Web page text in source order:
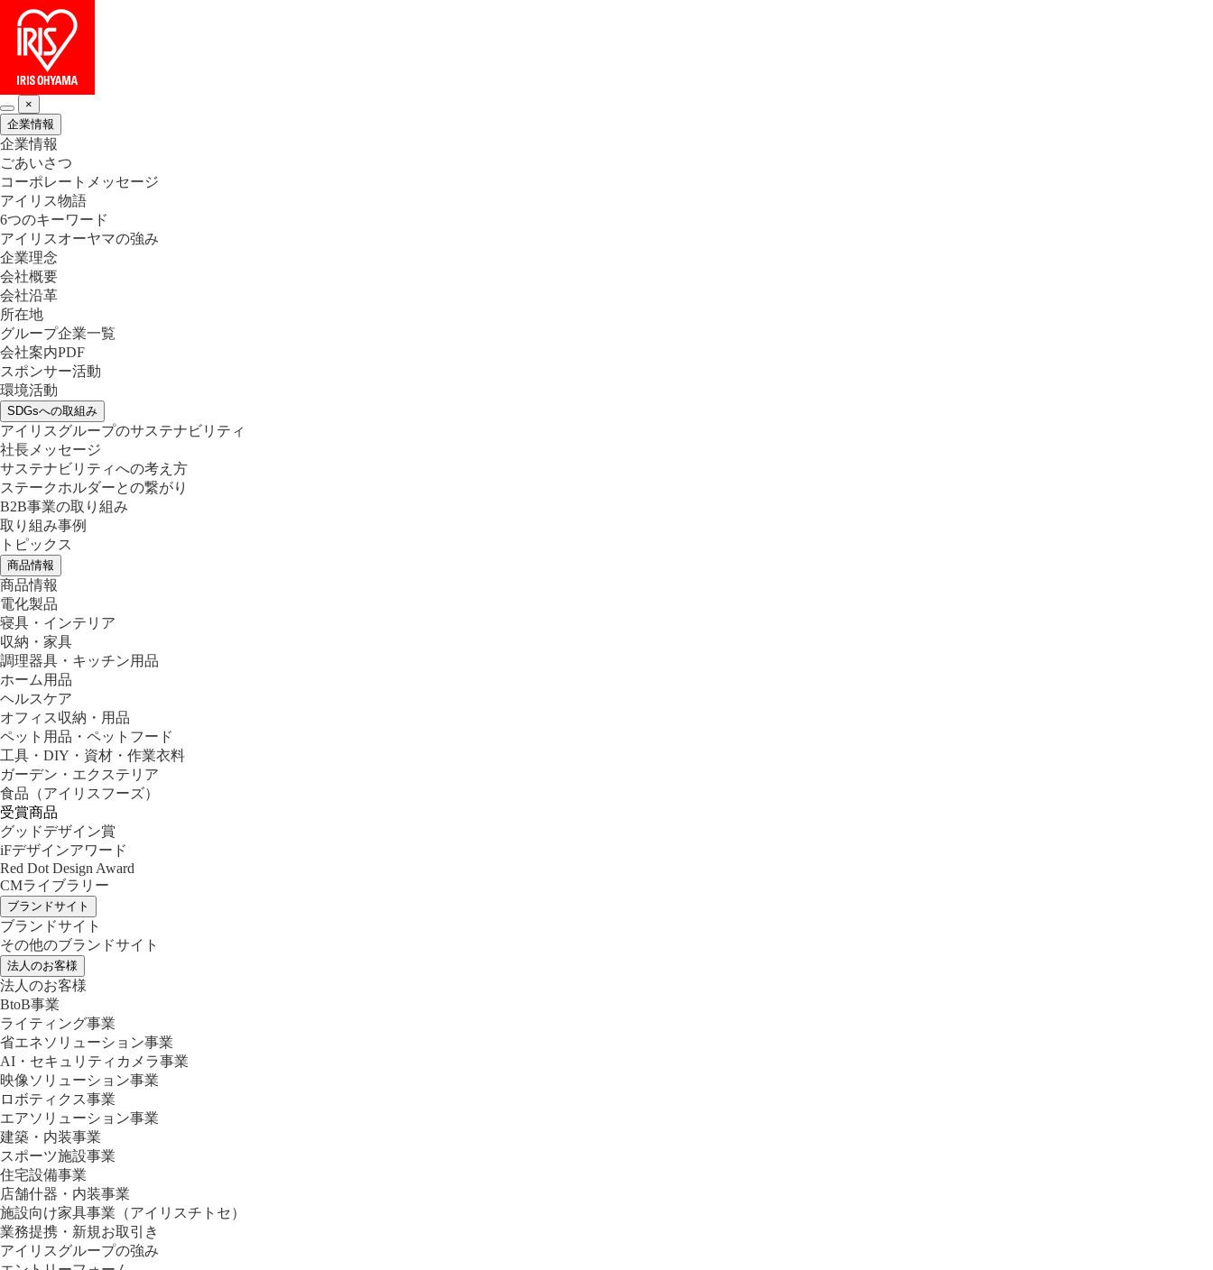
×
企業情報
企業情報
ごあいさつ
コーポレートメッセージ
アイリス物語
6つのキーワード
アイリスオーヤマの強み
企業理念
会社概要
会社沿革
所在地
グループ企業一覧
会社案内PDF
スポンサー活動
環境活動
SDGsへの取組み
アイリスグループのサステナビリティ
社長メッセージ
サステナビリティへの考え方
ステークホルダーとの繋がり
B2B事業の取り組み
取り組み事例
トピックス
商品情報
商品情報
電化製品
寝具・インテリア
収納・家具
調理器具・キッチン用品
ホーム用品
ヘルスケア
オフィス収納・用品
ペット用品・ペットフード
工具・DIY・資材・作業衣料
ガーデン・エクステリア
食品 （アイリスフーズ）
受賞商品
グッドデザイン賞
iFデザインアワード
Red Dot Design Award
CMライブラリー
ブランドサイト
ブランドサイト
その他のブランドサイト
法人のお客様
法人のお客様
BtoB事業
ライティング事業
省エネソリューション事業
AI・セキュリティカメラ事業
映像ソリューション事業
ロボティクス事業
エアソリューション事業
建築・内装事業
スポーツ施設事業
住宅設備事業
店舗什器・内装事業
施設向け家具事業 （アイリスチトセ）
業務提携・新規お取引き
アイリスグループの強み